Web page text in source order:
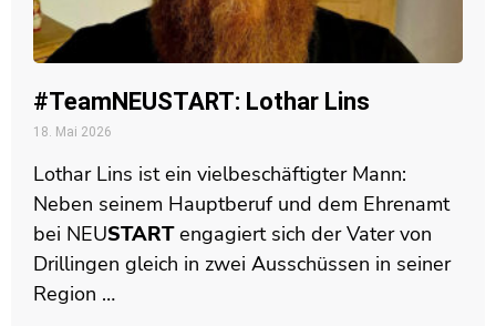
#TeamNEUSTART: Lothar Lins
18. Mai 2026
Lothar Lins ist ein vielbeschäftigter Mann:
Neben seinem Hauptberuf und dem Ehrenamt
bei NEUSTARTengagiert sich der Vater von
Drillingen gleich in zwei Ausschüssen in seiner
Region …